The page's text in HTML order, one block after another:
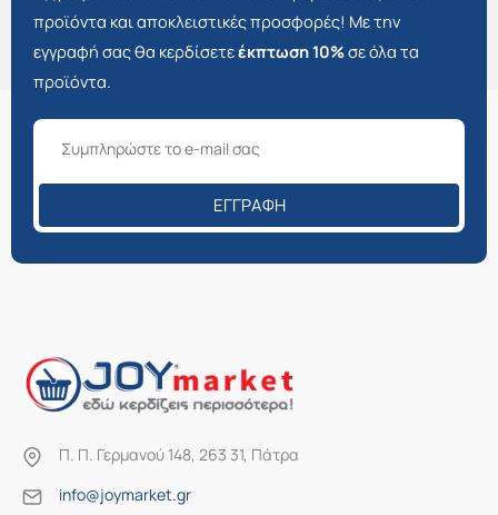
προϊόντα και αποκλειστικές προσφορές! Με την
εγγραφή σας θα κερδίσετεέκπτωση 10%σε όλα τα
προϊόντα.
ΕΓΓΡΑΦΉ
Π. Π. Γερμανού 148, 263 31, Πάτρα
info@joymarket.gr